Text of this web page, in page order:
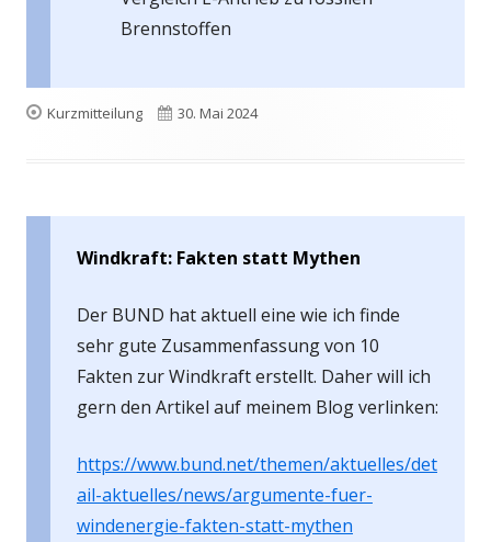
Brennstoffen
Format
Kurzmitteilung
Veröffentlicht
30. Mai 2024
Windkraft: Fakten statt Mythen
Der BUND hat aktuell eine wie ich finde
sehr gute Zusammenfassung von 10
Fakten zur Windkraft erstellt. Daher will ich
gern den Artikel auf meinem Blog verlinken:
https://www.bund.net/themen/aktuelles/det
ail-aktuelles/news/argumente-fuer-
windenergie-fakten-statt-mythen